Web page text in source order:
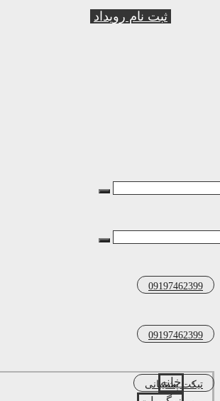
ثبت نام رویداد
09197462399
09197462399
تیکت پشتیبانی
خانه